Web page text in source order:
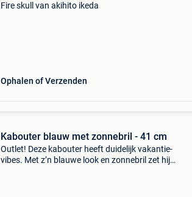
Fire skull van akihito ikeda
Ophalen of Verzenden
Kabouter blauw met zonnebril - 41 cm
Outlet! Deze kabouter heeft duidelijk vakantie-
vibes. Met z’n blauwe look en zonnebril zet hij